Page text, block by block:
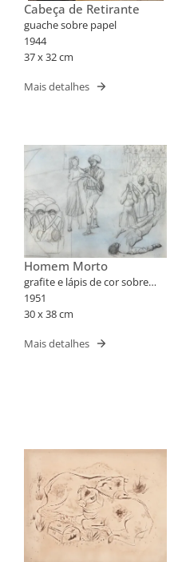
Cabeça de Retirante
guache sobre papel
1944
37 x 32 cm
Mais detalhes
Homem Morto
grafite e lápis de cor sobre
papel
1951
30 x 38 cm
Mais detalhes